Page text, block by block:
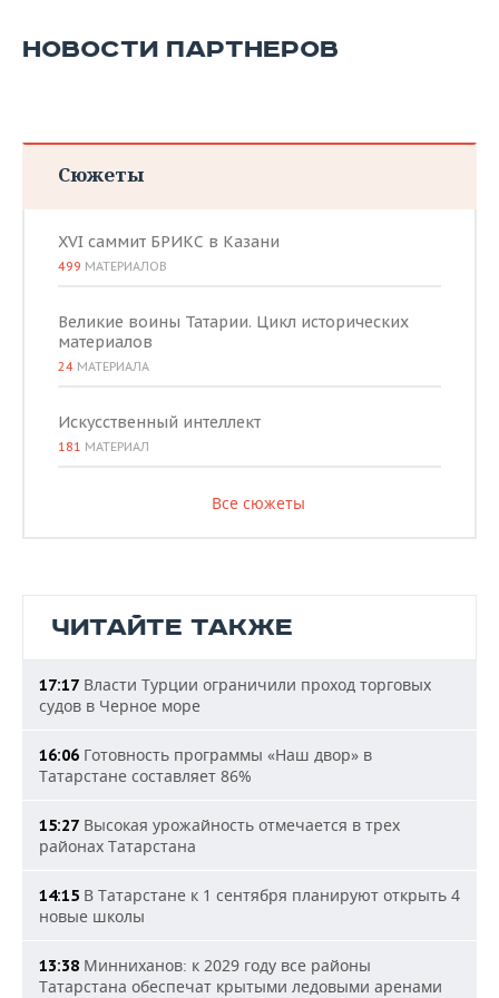
НОВОСТИ ПАРТНЕРОВ
Сюжеты
XVI саммит БРИКС в Казани
499 МАТЕРИАЛОВ
Великие воины Татарии. Цикл исторических
материалов
24 МАТЕРИАЛА
Искусственный интеллект
181 МАТЕРИАЛ
Все сюжеты
ЧИТАЙТЕ ТАКЖЕ
17:17 Власти Турции ограничили проход торговых
судов в Черное море
16:06 Готовность программы «Наш двор» в
Татарстане составляет 86%
15:27 Высокая урожайность отмечается в трех
районах Татарстана
14:15 В Татарстане к 1 сентября планируют открыть 4
новые школы
13:38 Минниханов: к 2029 году все районы
Татарстана обеспечат крытыми ледовыми аренами